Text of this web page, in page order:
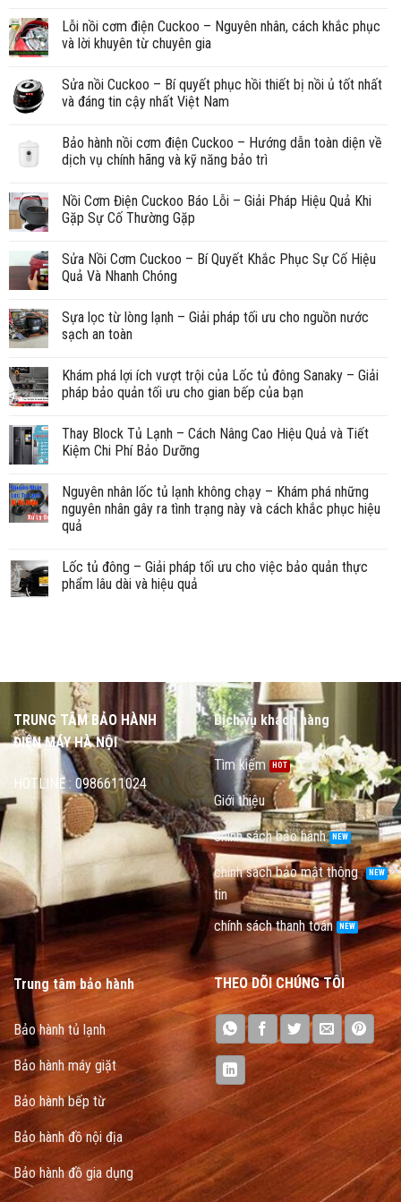
Lỗi nồi cơm điện Cuckoo – Nguyên nhân, cách khắc phục
và lời khuyên từ chuyên gia
Sửa nồi Cuckoo – Bí quyết phục hồi thiết bị nồi ủ tốt nhất
và đáng tin cậy nhất Việt Nam
Bảo hành nồi cơm điện Cuckoo – Hướng dẫn toàn diện về
dịch vụ chính hãng và kỹ năng bảo trì
Nồi Cơm Điện Cuckoo Báo Lỗi – Giải Pháp Hiệu Quả Khi
Gặp Sự Cố Thường Gặp
Sửa Nồi Cơm Cuckoo – Bí Quyết Khắc Phục Sự Cố Hiệu
Quả Và Nhanh Chóng
Sựa lọc từ lòng lạnh – Giải pháp tối ưu cho nguồn nước
sạch an toàn
Khám phá lợi ích vượt trội của Lốc tủ đông Sanaky – Giải
pháp bảo quản tối ưu cho gian bếp của bạn
Thay Block Tủ Lạnh – Cách Nâng Cao Hiệu Quả và Tiết
Kiệm Chi Phí Bảo Dưỡng
Nguyên nhân lốc tủ lạnh không chạy – Khám phá những
nguyên nhân gây ra tình trạng này và cách khắc phục hiệu
quả
Lốc tủ đông – Giải pháp tối ưu cho việc bảo quản thực
phẩm lâu dài và hiệu quả
TRUNG TÂM BẢO HÀNH
ĐIỆN MÁY HÀ NỘI
HOTLINE : 0986611024
Dịch vụ khách hàng
Tìm kiếm
Giới thiệu
chính sách bảo hành
chính sách bảo mật thông
tin
chính sách thanh toán
Trung tâm bảo hành
Bảo hành tủ lạnh
Bảo hành máy giặt
Bảo hành bếp từ
Bảo hành đồ nội địa
Bảo hành đồ gia dụng
THEO DÕI CHÚNG TÔI